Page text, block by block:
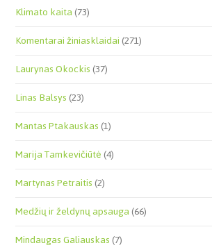
Klimato kaita(73)
Komentarai žiniasklaidai(271)
Laurynas Okockis(37)
Linas Balsys(23)
Mantas Ptakauskas(1)
Marija Tamkevičiūtė(4)
Martynas Petraitis(2)
Medžių ir želdynų apsauga(66)
Mindaugas Galiauskas(7)